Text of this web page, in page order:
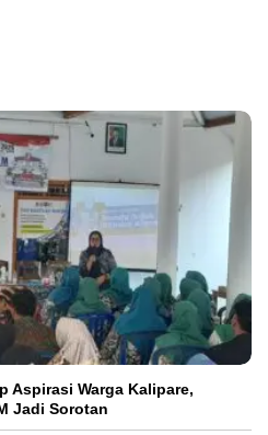
Aspirasi Warga Kalipare,
Jadi Sorotan